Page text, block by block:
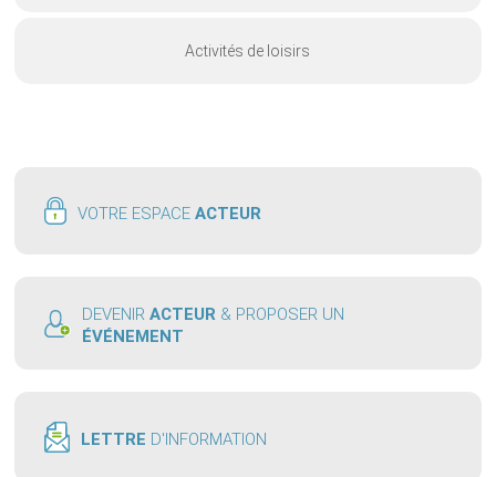
Activités de loisirs
VOTRE ESPACEACTEUR
DEVENIRACTEUR & PROPOSER UN
ÉVÉNEMENT
LETTRE D'INFORMATION